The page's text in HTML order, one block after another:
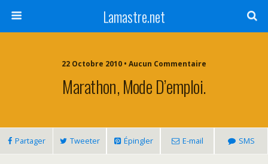
Lamastre.net
22 Octobre 2010 • Aucun Commentaire
Marathon, Mode D’emploi.
Partager Tweeter Épingler E-mail SMS